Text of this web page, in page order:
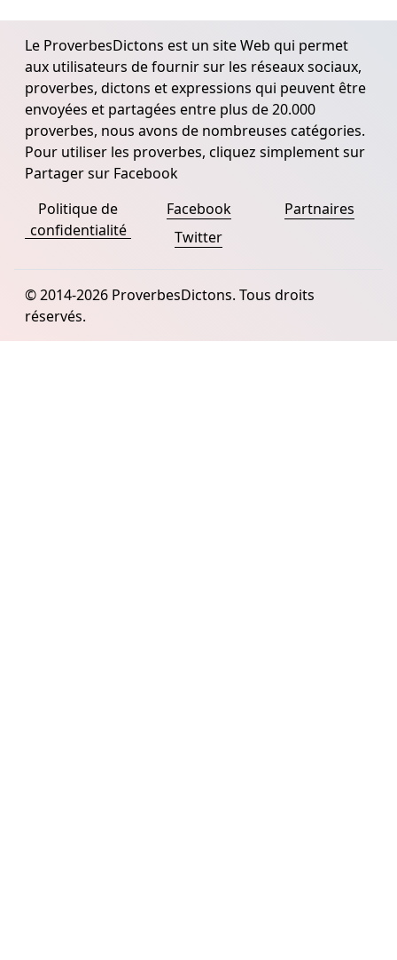
Le ProverbesDictons est un site Web qui permet
aux utilisateurs de fournir sur les réseaux sociaux,
proverbes, dictons et expressions qui peuvent être
envoyées et partagées entre plus de 20.000
proverbes, nous avons de nombreuses catégories.
Pour utiliser les proverbes, cliquez simplement sur
Partager sur Facebook
Politique de
confidentialité
Facebook
Twitter
Partnaires
© 2014-2026 ProverbesDictons. Tous droits
réservés.